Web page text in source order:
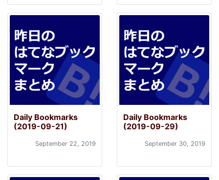
Daily Bookmarks
(2019-09-21)
September 22, 2019
Daily Bookmarks
(2019-09-29)
September 30, 2019